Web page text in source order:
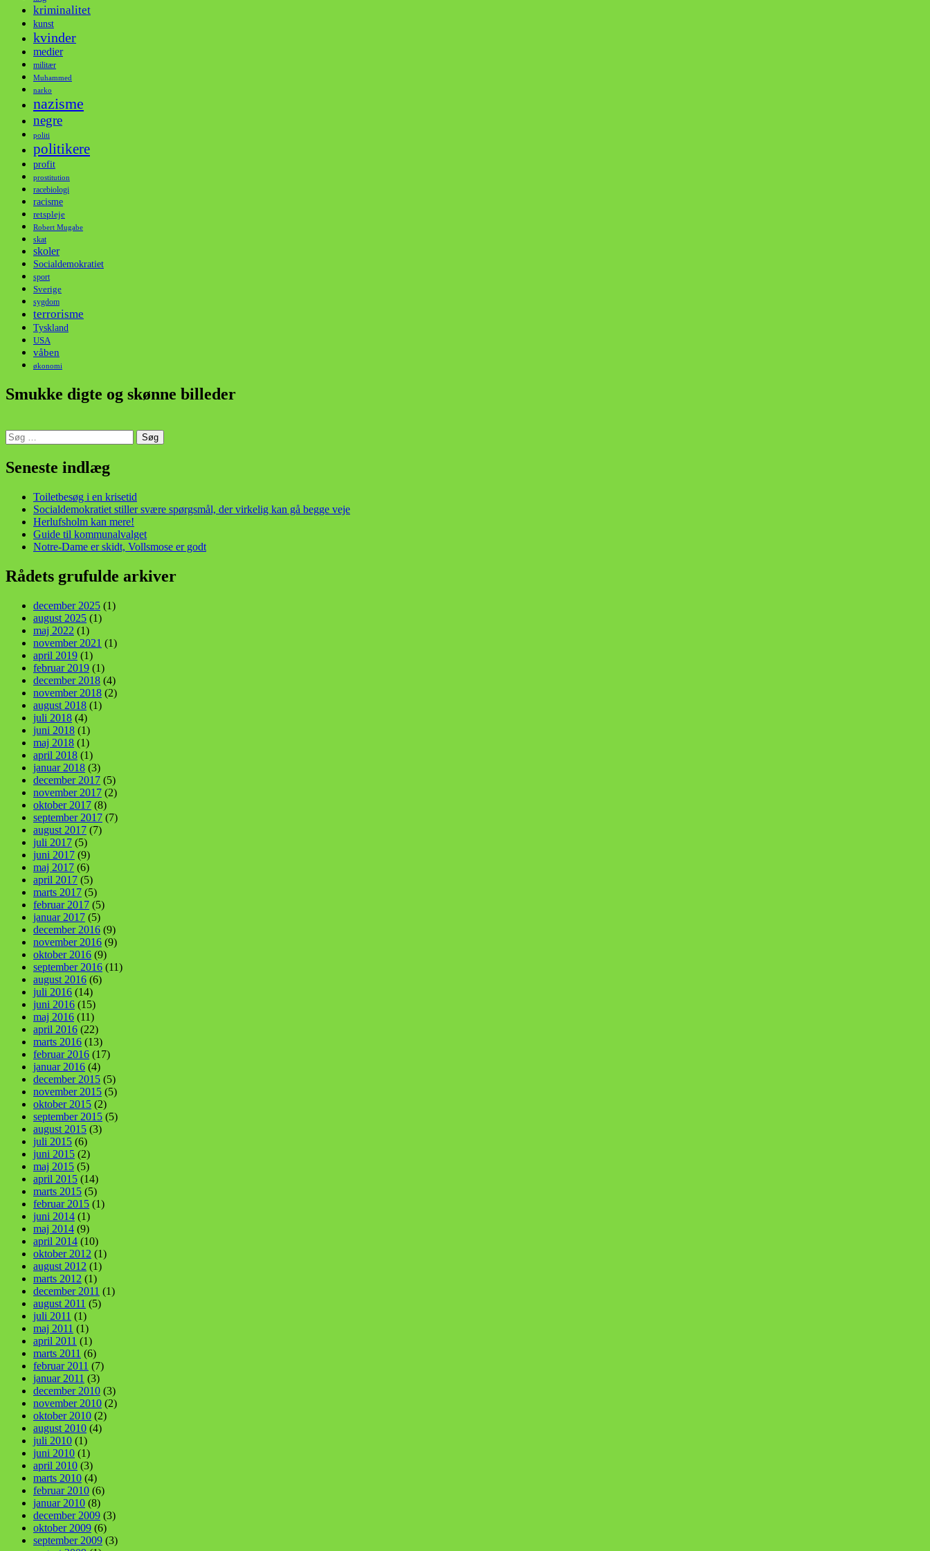
kriminalitet
kunst
kvinder
medier
militær
Muhammed
narko
nazisme
negre
politi
politikere
profit
prostitution
racebiologi
racisme
retspleje
Robert Mugabe
skat
skoler
Socialdemokratiet
sport
Sverige
sygdom
terrorisme
Tyskland
USA
våben
økonomi
Smukke digte og skønne billeder
Søg
efter:
Seneste indlæg
Toiletbesøg i en krisetid
Socialdemokratiet stiller svære spørgsmål, der virkelig kan gå begge veje
Herlufsholm kan mere!
Guide til kommunalvalget
Notre-Dame er skidt, Vollsmose er godt
Rådets grufulde arkiver
december 2025 (1)
august 2025 (1)
maj 2022 (1)
november 2021 (1)
april 2019 (1)
februar 2019 (1)
december 2018 (4)
november 2018 (2)
august 2018 (1)
juli 2018 (4)
juni 2018 (1)
maj 2018 (1)
april 2018 (1)
januar 2018 (3)
december 2017 (5)
november 2017 (2)
oktober 2017 (8)
september 2017 (7)
august 2017 (7)
juli 2017 (5)
juni 2017 (9)
maj 2017 (6)
april 2017 (5)
marts 2017 (5)
februar 2017 (5)
januar 2017 (5)
december 2016 (9)
november 2016 (9)
oktober 2016 (9)
september 2016 (11)
august 2016 (6)
juli 2016 (14)
juni 2016 (15)
maj 2016 (11)
april 2016 (22)
marts 2016 (13)
februar 2016 (17)
januar 2016 (4)
december 2015 (5)
november 2015 (5)
oktober 2015 (2)
september 2015 (5)
august 2015 (3)
juli 2015 (6)
juni 2015 (2)
maj 2015 (5)
april 2015 (14)
marts 2015 (5)
februar 2015 (1)
juni 2014 (1)
maj 2014 (9)
april 2014 (10)
oktober 2012 (1)
august 2012 (1)
marts 2012 (1)
december 2011 (1)
august 2011 (5)
juli 2011 (1)
maj 2011 (1)
april 2011 (1)
marts 2011 (6)
februar 2011 (7)
januar 2011 (3)
december 2010 (3)
november 2010 (2)
oktober 2010 (2)
august 2010 (4)
juli 2010 (1)
juni 2010 (1)
april 2010 (3)
marts 2010 (4)
februar 2010 (6)
januar 2010 (8)
december 2009 (3)
oktober 2009 (6)
september 2009 (3)